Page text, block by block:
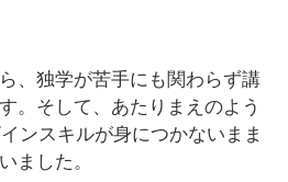
、独学が苦手にも関わらず講
。そして、あたりまえのよう
ンスキルが身につかないまま
ました。